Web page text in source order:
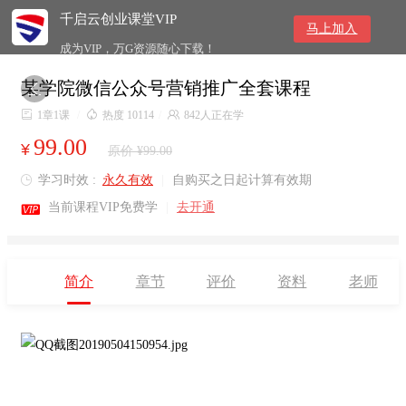
千启云创业课堂VIP
成为VIP，万G资源随心下载！
马上加入

某学院微信公众号营销推广全套课程
 1章1课  热度 10114  842人正在学
¥ 99.00 原价 ¥99.00
 学习时效 : 永久有效 自购买之日起计算有效期
 当前课程VIP免费学 去开通
简介 章节 评价 资料 老师